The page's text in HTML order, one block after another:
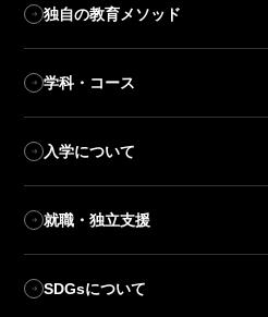
独自の教育メソッド
学科・コース
入学について
就職・独立支援
SDGsについて